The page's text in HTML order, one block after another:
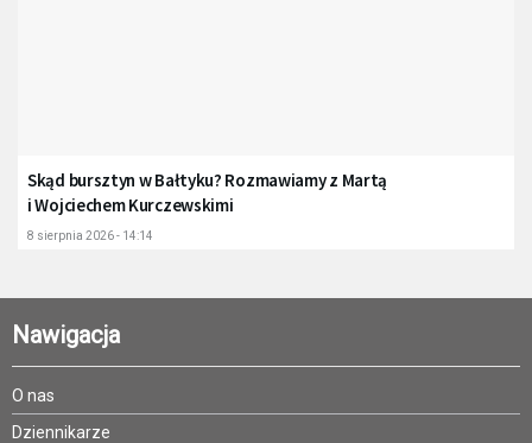
Skąd bursztyn w Bałtyku? Rozmawiamy z Martą
i Wojciechem Kurczewskimi
8 sierpnia 2026 - 14:14
Nawigacja
O nas
Dziennikarze